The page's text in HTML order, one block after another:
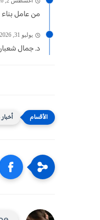
من عامل بناء
يوليو 31, 2026
د. جمال شعبان